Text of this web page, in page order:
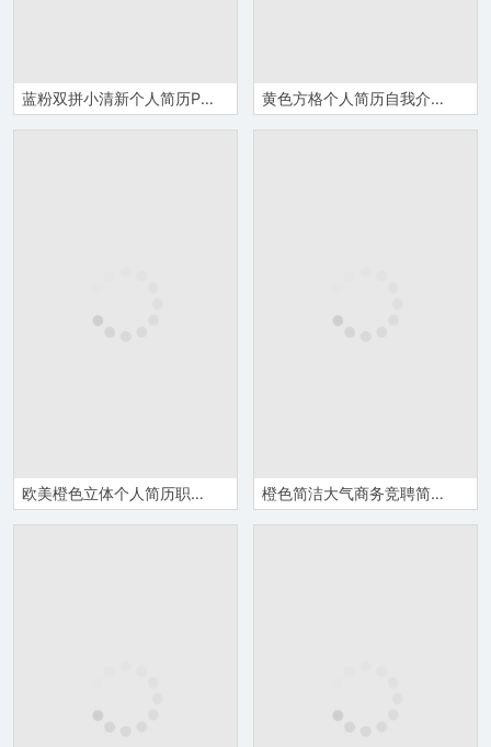
蓝粉双拼小清新个人简历PPT模板 黄色方格个人简历自我介绍PPT模板
欧美橙色立体个人简历职位应聘个人简介PPT模板 橙色简洁大气商务竞聘简历PPT模板